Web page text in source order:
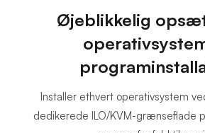
Øjeblikkelig
Installer ethvert operativsystem
dedikerede ILO/KVM-grænseflade